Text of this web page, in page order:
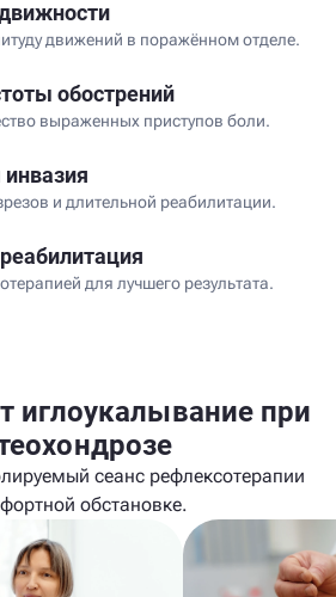
движений в поражённом отделе.
обострений
выраженных приступов боли.
и длительной реабилитации.
для лучшего результата.
иглоукалывание при
сеанс рефлексотерапии
обстановке.